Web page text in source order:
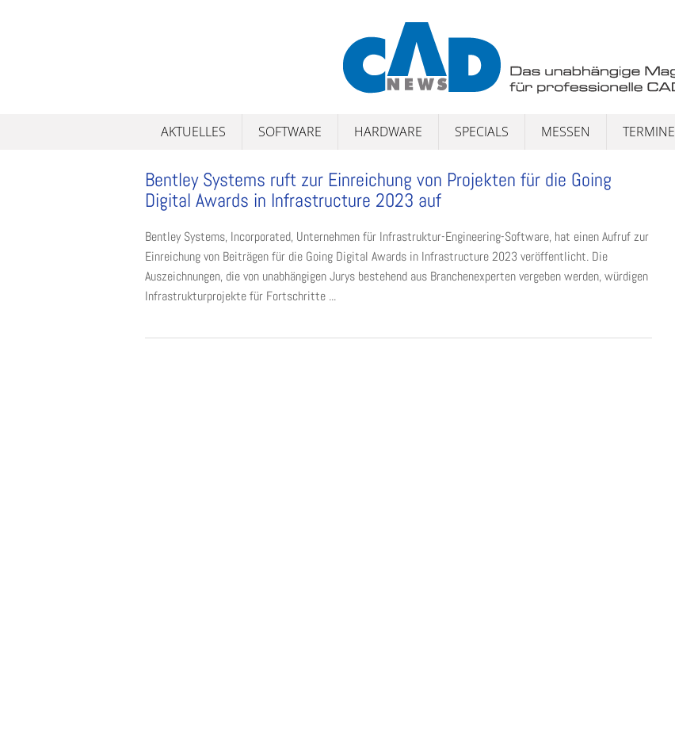
AKTUELLES SOFTWARE HARDWARE SPECIALS MESSEN TERMINE
Bentley Systems ruft zur Einreichung von Projekten für die Going
Digital Awards in Infrastructure 2023 auf
Bentley Systems, Incorporated, Unternehmen für Infrastruktur-Engineering-Software, hat einen Aufruf zur
Einreichung von Beiträgen für die Going Digital Awards in Infrastructure 2023 veröffentlicht. Die
Auszeichnungen, die von unabhängigen Jurys bestehend aus Branchenexperten vergeben werden, würdigen
Infrastrukturprojekte für Fortschritte ...